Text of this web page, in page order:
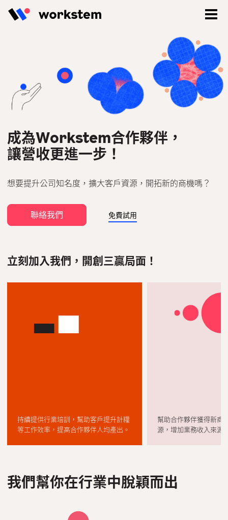
登入
立即註冊
繁體中文 English
成為Workstem合作夥伴，
讓營收更進一步！
想要提升公司知名度，擴大客戶資源，開拓新的商機嗎？
聯絡我們 免費試用
立刻加入我們，開創三贏局面！
持續提供行業培訓，幫助客戶提升計糧
等工作效率，提高合作夥伴人均產出。
幫助合作夥伴獲得新商
源，增加業務收入來源
我們幫你在行業中脫穎而出
名
電話 *
公司業務類別*